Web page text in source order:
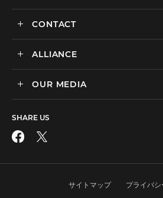
オリジナルサービス
広告・プロモーション
フィード広告
SNS広告
新卒採用
CONTACT
広告のお問い合わせ
その他のお問い合わせ
ALLIANCE
MEDIX Marketing Taiwan CO., LTD
OUR MEDIA
facebook
SHARE US
サイトマップ プライバ